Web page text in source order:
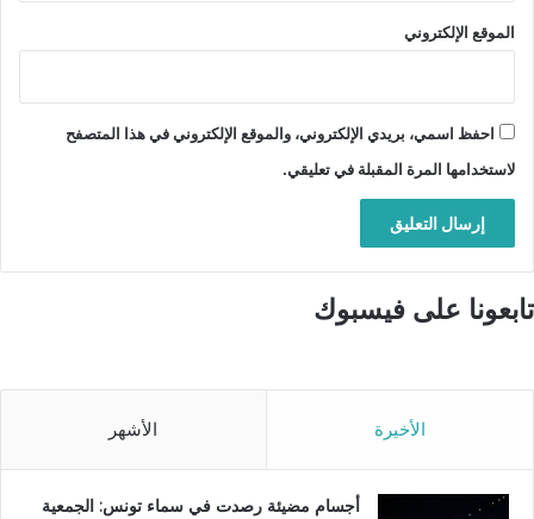
الموقع الإلكتروني
احفظ اسمي، بريدي الإلكتروني، والموقع الإلكتروني في هذا المتصفح
لاستخدامها المرة المقبلة في تعليقي.
تابعونا على فيسبوك
الأخيرة الأشهر
أجسام مضيئة رصدت في سماء تونس: الجمعية